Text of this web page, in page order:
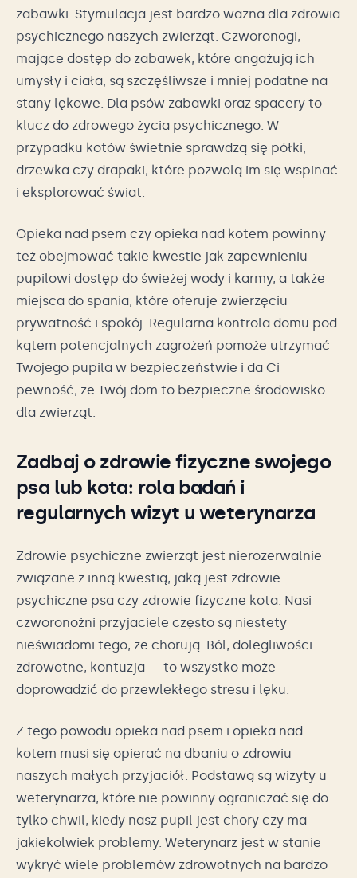
zabawki. Stymulacja jest bardzo ważna dla zdrowia
psychicznego naszych zwierząt. Czworonogi,
mające dostęp do zabawek, które angażują ich
umysły i ciała, są szczęśliwsze i mniej podatne na
stany lękowe. Dla psów zabawki oraz spacery to
klucz do zdrowego życia psychicznego. W
przypadku kotów świetnie sprawdzą się półki,
drzewka czy drapaki, które pozwolą im się wspinać
i eksplorować świat.
Opieka nad psem czy opieka nad kotem powinny
też obejmować takie kwestie jak zapewnieniu
pupilowi dostęp do świeżej wody i karmy, a także
miejsca do spania, które oferuje zwierzęciu
prywatność i spokój. Regularna kontrola domu pod
kątem potencjalnych zagrożeń pomoże utrzymać
Twojego pupila w bezpieczeństwie i da Ci
pewność, że Twój dom to bezpieczne środowisko
dla zwierząt.
Zadbaj o zdrowie fizyczne swojego
psa lub kota: rola badań i
regularnych wizyt u weterynarza
Zdrowie psychiczne zwierząt jest nierozerwalnie
związane z inną kwestią, jaką jest zdrowie
psychiczne psa czy zdrowie fizyczne kota. Nasi
czworonożni przyjaciele często są niestety
nieświadomi tego, że chorują. Ból, dolegliwości
zdrowotne, kontuzja — to wszystko może
doprowadzić do przewlekłego stresu i lęku.
Z tego powodu opieka nad psem i opieka nad
kotem musi się opierać na dbaniu o zdrowiu
naszych małych przyjaciół. Podstawą są wizyty u
weterynarza, które nie powinny ograniczać się do
tylko chwil, kiedy nasz pupil jest chory czy ma
jakiekolwiek problemy. Weterynarz jest w stanie
wykryć wiele problemów zdrowotnych na bardzo